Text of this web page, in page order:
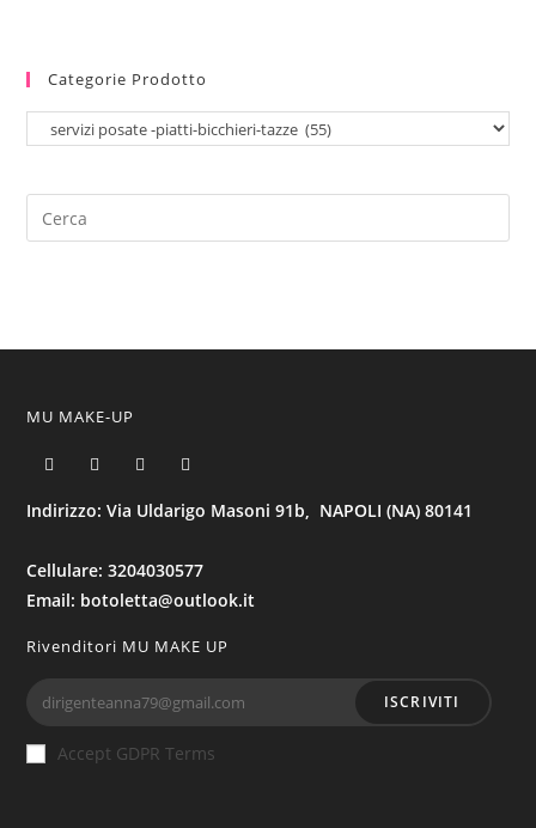
Categorie Prodotto
MU MAKE-UP
Indirizzo: Via Uldarigo Masoni 91b, NAPOLI (NA) 80141
Cellulare: 3204030577
Email: botoletta@outlook.it
Rivenditori MU MAKE UP
ISCRIVITI
Accept GDPR Terms